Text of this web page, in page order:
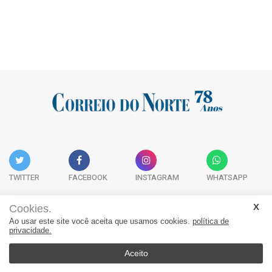
TWITTER FACEBOOK INSTAGRAM WHATSAPP
Acervo Digital Fale Conosco Quem Somos
JORNAL CORREIO DO NORTE - Whatsapp: 47 9 8865-7880
Cookies.
Ao usar este site você aceita que usamos cookies. política de
privacidade.
Aceito